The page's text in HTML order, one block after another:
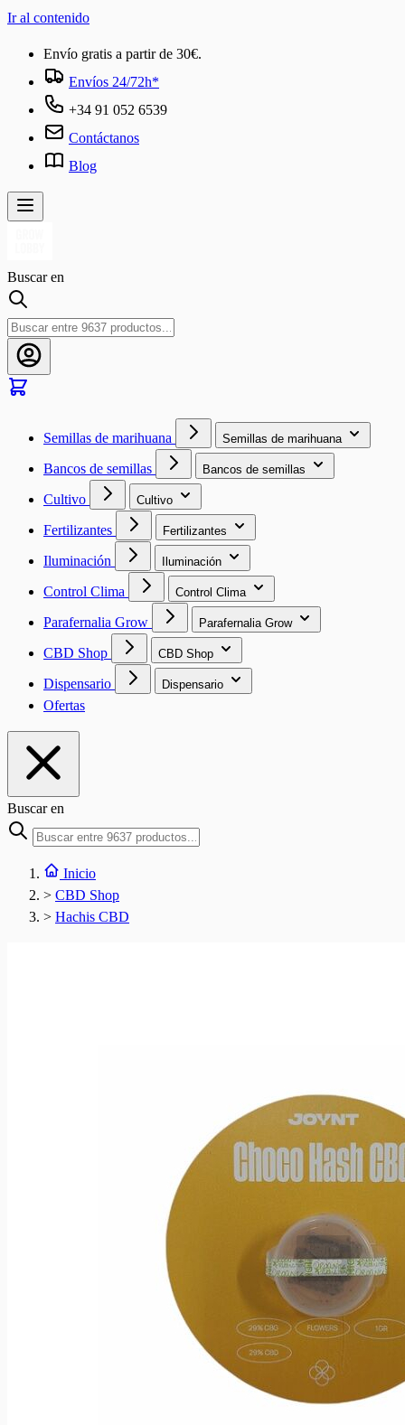
Ir al contenido
Envío gratis a partir de 30€.
Envíos 24/72h*
+34 91 052 6539
Contáctanos
Blog
Buscar en
Semillas de marihuana Semillas de marihuana
Bancos de semillas Bancos de semillas
Cultivo Cultivo
Fertilizantes Fertilizantes
Iluminación Iluminación
Control Clima Control Clima
Parafernalia Grow Parafernalia Grow
CBD Shop CBD Shop
Dispensario Dispensario
Ofertas
Buscar en
Inicio
> CBD Shop
> Hachis CBD